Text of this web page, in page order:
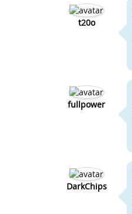
t20o
fullpower
DarkChips